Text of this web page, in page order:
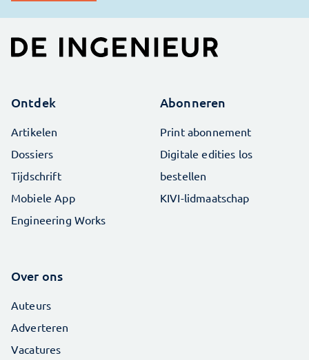
Ontdek
Artikelen
Dossiers
Tijdschrift
Mobiele App
Engineering Works
Abonneren
Print abonnement
Digitale edities los
bestellen
KIVI-lidmaatschap
Over ons
Auteurs
Adverteren
Vacatures